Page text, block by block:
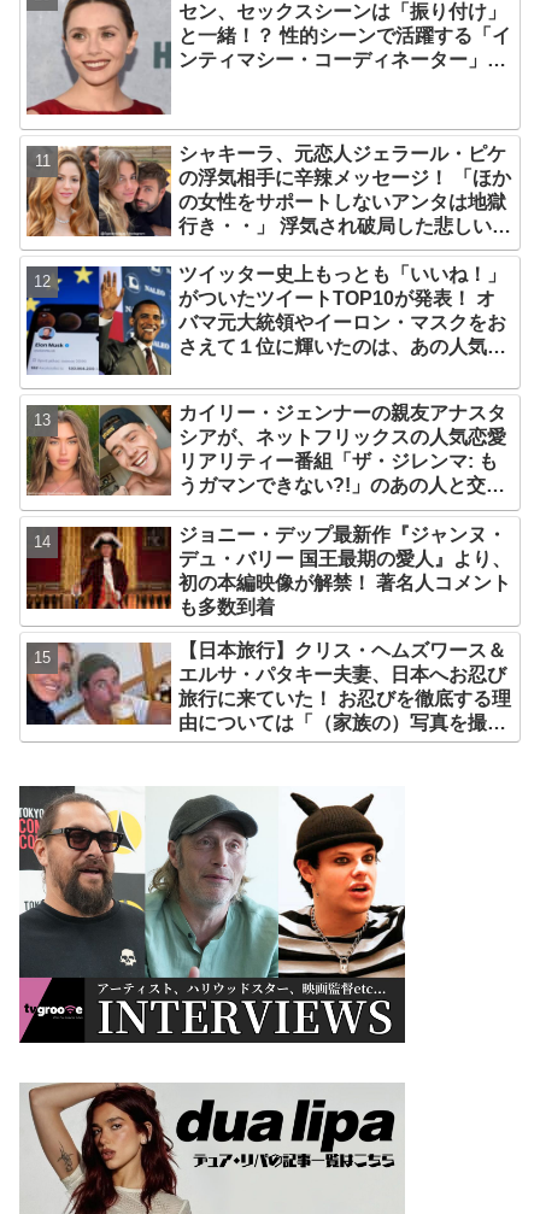
セン、セックスシーンは「振り付け」
と一緒！？ 性的シーンで活躍する「イ
ンティマシー・コーディネーター」の
シャキーラ、元恋人ジェラール・ピケ
の浮気相手に辛辣メッセージ！ 「ほか
の女性をサポートしないアンタは地獄
行き・・」 浮気され破局した悲しい心
境を赤裸々に語る
ツイッター史上もっとも「いいね！」
がついたツイートTOP10が発表！ オ
バマ元大統領やイーロン・マスクをお
さえて１位に輝いたのは、あの人気俳
カイリー・ジェンナーの親友アナスタ
シアが、ネットフリックスの人気恋愛
リアリティー番組「ザ・ジレンマ: も
うガマンできない?!」のあの人と交
際！？ ファンたちがそう予想する理由
とは[写真あり]
ジョニー・デップ最新作『ジャンヌ・
デュ・バリー 国王最期の愛人』より、
初の本編映像が解禁！ 著名人コメント
も多数到着
【日本旅行】クリス・ヘムズワース＆
エルサ・パタキー夫妻、日本へお忍び
旅行に来ていた！ お忍びを徹底する理
由については「（家族の）写真を撮ら
れるとキレそうになる」からという過